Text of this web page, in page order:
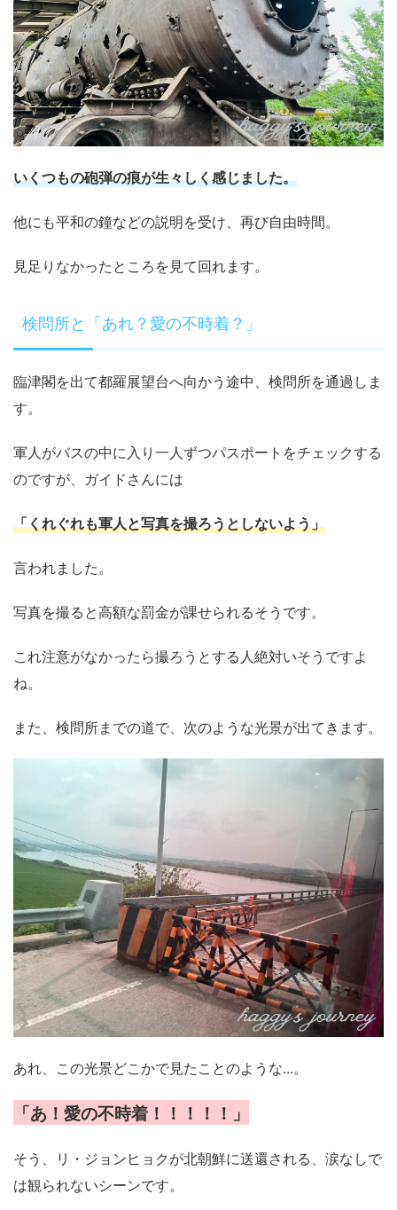
いくつもの砲弾の痕が生々しく感じました。
他にも平和の鐘などの説明を受け、再び自由時間。
見足りなかったところを見て回れます。
検問所と「あれ？愛の不時着？」
臨津閣を出て都羅展望台へ向かう途中、検問所を通過しま
す。
軍人がバスの中に入り一人ずつパスポートをチェックする
のですが、ガイドさんには
「くれぐれも軍人と写真を撮ろうとしないよう」
言われました。
写真を撮ると高額な罰金が課せられるそうです。
これ注意がなかったら撮ろうとする人絶対いそうですよ
ね。
また、検問所までの道で、次のような光景が出てきます。
あれ、この光景どこかで見たことのような...。
「あ！愛の不時着！！！！！」
そう、リ・ジョンヒョクが北朝鮮に送還される、涙なしで
は観られないシーンです。